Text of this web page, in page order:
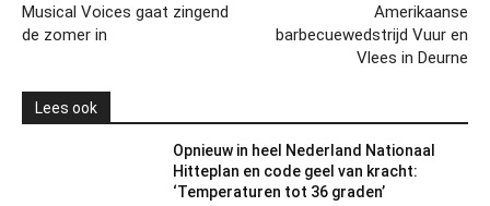
Musical Voices gaat zingend
de zomer in
Amerikaanse
barbecuewedstrijd Vuur en
Vlees in Deurne
Lees ook
Opnieuw in heel Nederland Nationaal
Hitteplan en code geel van kracht:
‘Temperaturen tot 36 graden’